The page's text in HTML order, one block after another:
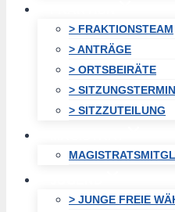
> FRAKTIONSTEAM
> ANTRÄGE
> ORTSBEIRÄTE
>
> SITZZUTEILUNG
> JUNGE FREIE